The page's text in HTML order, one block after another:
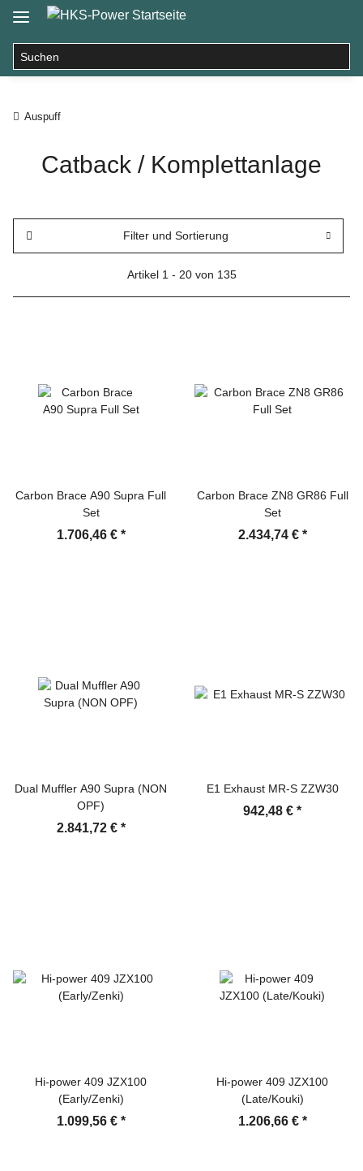
Auspuff
Catback / Komplettanlage
Filter und Sortierung
Artikel 1 - 20 von 135
Carbon Brace A90 Supra Full
Set
1.706,46 € *
Carbon Brace ZN8 GR86 Full
Set
2.434,74 € *
Dual Muffler A90 Supra (NON
OPF)
2.841,72 € *
E1 Exhaust MR-S ZZW30
942,48 € *
Hi-power 409 JZX100
(Early/Zenki)
1.099,56 € *
Hi-power 409 JZX100
(Late/Kouki)
1.206,66 € *